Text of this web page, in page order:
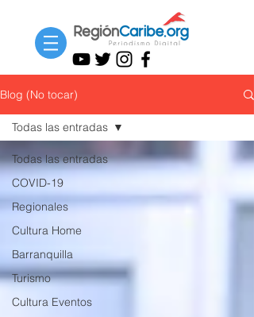
Blog (No tocar)
Todas las entradas
COVID-19
Regionales
Cultura Home
Barranquilla
Turismo
Cultura Eventos
Todas las entradas